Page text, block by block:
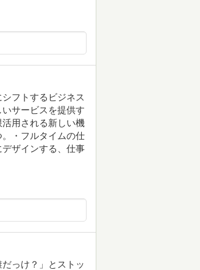
フトするビジネス
サービスを提供す
用される新しい機
・フルタイムの仕
ザインする、仕事
っけ？」とストッ